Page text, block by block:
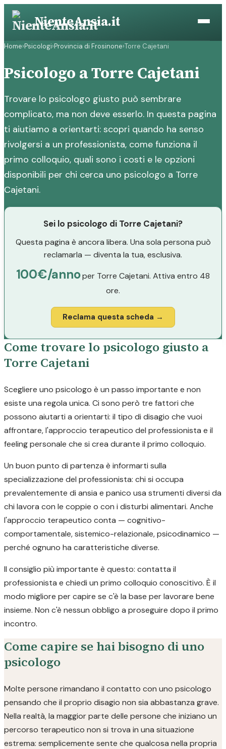
Vai
contenuto
NienteAnsia.it
Home›Psicologi›Provincia di Frosinone›Torre Cajetani
Psicologo a Torre Cajetani
Trovare lo psicologo giusto può sembrare
complicato, ma non deve esserlo. In questa pagina
ti aiutiamo a orientarti: scopri quando ha senso
rivolgersi a un professionista, come funziona il
primo colloquio, quali sono i costi e le opzioni
disponibili per chi cerca uno psicologo a Torre
Cajetani.
Sei lo psicologo di Torre Cajetani?
Questa pagina è ancora libera. Una sola persona può
reclamarla — diventa la tua, esclusiva.
100€/annoper Torre Cajetani. Attiva entro 48
ore.
Reclama questa scheda →
Come trovare lo psicologo giusto a
Torre Cajetani
Scegliere uno psicologo è un passo importante e non
esiste una regola unica. Ci sono però tre fattori che
possono aiutarti a orientarti: il tipo di disagio che vuoi
affrontare, l'approccio terapeutico del professionista e il
feeling personale che si crea durante il primo colloquio.
Un buon punto di partenza è informarti sulla
specializzazione del professionista: chi si occupa
prevalentemente di ansia e panico usa strumenti diversi da
chi lavora con le coppie o con i disturbi alimentari. Anche
l'approccio terapeutico conta — cognitivo-
comportamentale, sistemico-relazionale, psicodinamico —
perché ognuno ha caratteristiche diverse.
Il consiglio più importante è questo: contatta il
professionista e chiedi un primo colloquio conoscitivo. È il
modo migliore per capire se c'è la base per lavorare bene
insieme. Non c'è nessun obbligo a proseguire dopo il primo
incontro.
Come capire se hai bisogno di uno
psicologo
Molte persone rimandano il contatto con uno psicologo
pensando che il proprio disagio non sia abbastanza grave.
Nella realtà, la maggior parte delle persone che iniziano un
percorso terapeutico non si trova in una situazione
estrema: semplicemente sente che qualcosa nella propria